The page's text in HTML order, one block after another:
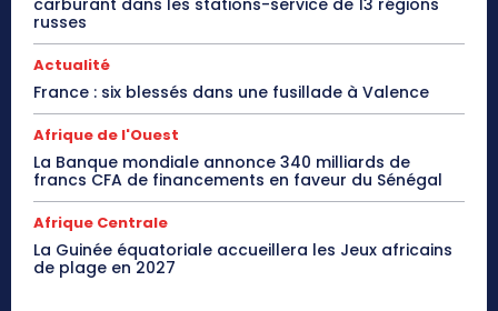
carburant dans les stations-service de 13 régions
russes
Actualité
France : six blessés dans une fusillade à Valence
Afrique de l'Ouest
La Banque mondiale annonce 340 milliards de
francs CFA de financements en faveur du Sénégal
Afrique Centrale
La Guinée équatoriale accueillera les Jeux africains
de plage en 2027